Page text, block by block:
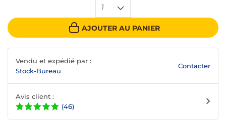
1
AJOUTER AU PANIER
Vendu et expédié par :
Stock-Bureau
Contacter
Avis client :
(46)